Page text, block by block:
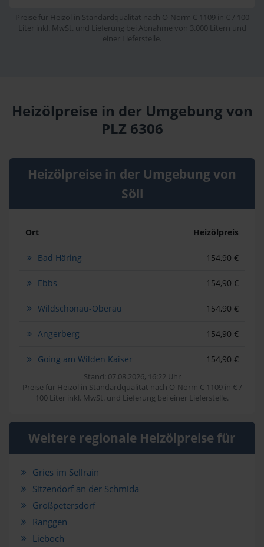
Preise für Heizöl in Standardqualität nach Ö-Norm C 1109 in € / 100
Liter inkl. MwSt. und Lieferung bei Abnahme von 3.000 Litern und
einer Lieferstelle.
Heizölpreise in der Umgebung von
PLZ 6306
Heizölpreise in der Umgebung von
Söll
Ort Heizölpreis
Bad Häring 154,90 €
Ebbs 154,90 €
Wildschönau-Oberau 154,90 €
Angerberg 154,90 €
Going am Wilden Kaiser 154,90 €
Stand: 07.08.2026, 16:22 Uhr
Preise für Heizöl in Standardqualität nach Ö-Norm C 1109 in € /
100 Liter inkl. MwSt. und Lieferung bei einer Lieferstelle.
Weitere regionale Heizölpreise für
Gries im Sellrain
Sitzendorf an der Schmida
Großpetersdorf
Ranggen
Lieboch